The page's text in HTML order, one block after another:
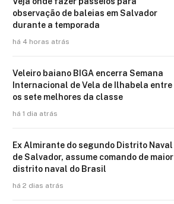
observação de baleias em Salvador
durante a temporada
há 4 horas atrás
Veleiro baiano BIGA encerra Semana
Internacional de Vela de Ilhabela entre
os sete melhores da classe
há 1 dia atrás
Ex Almirante do segundo Distrito Naval
de Salvador, assume comando de maior
distrito naval do Brasil
há 2 dias atrás